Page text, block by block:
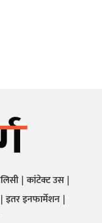
कांटेक्ट उस
इतर इनफार्मेशन